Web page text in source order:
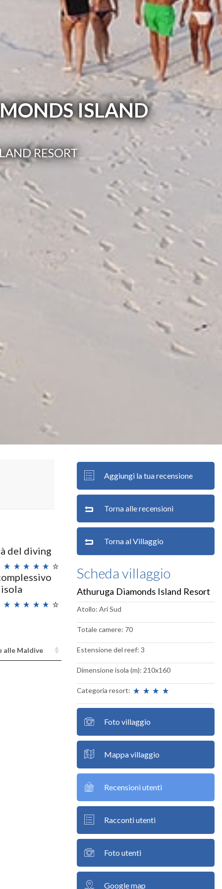
ISLAND
RESORT
Aggiungi la tua recensione
Torna alle recensioni
Torna al Villaggio
Scheda villaggio
Athuruga Diamonds Island Resort
Atollo: Ari Sud
Totale camere: 70
Estensione del reef: 3
Dimensione isola (m): 210x160
Categoria resort:
Foto villaggio
Mappa villaggio
Recensioni utenti
Racconti utenti
Foto utenti
Google map
del diving
isola
alle Maldive